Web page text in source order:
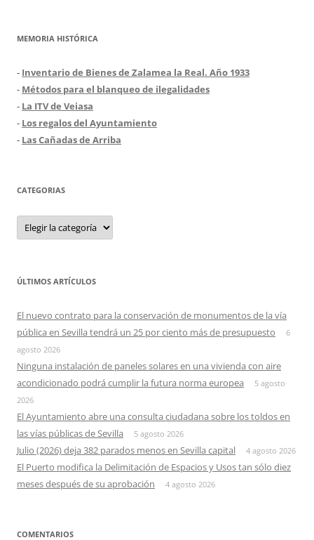
MEMORIA HISTÓRICA
- Inventario de Bienes de Zalamea la Real. Año 1933
- Métodos para el blanqueo de ilegalidades
- La ITV de Veiasa
- Los regalos del Ayuntamiento
- Las Cañadas de Arriba
CATEGORIAS
Categorias
ÚLTIMOS ARTÍCULOS
El nuevo contrato para la conservación de monumentos de la vía
pública en Sevilla tendrá un 25 por ciento más de presupuesto
6
agosto 2026
Ninguna instalación de paneles solares en una vivienda con aire
acondicionado podrá cumplir la futura norma europea
5 agosto
2026
El Ayuntamiento abre una consulta ciudadana sobre los toldos en
las vías públicas de Sevilla
5 agosto 2026
Julio (2026) deja 382 parados menos en Sevilla capital 4 agosto 2026
El Puerto modifica la Delimitación de Espacios y Usos tan sólo diez
meses después de su aprobación
4 agosto 2026
COMENTARIOS